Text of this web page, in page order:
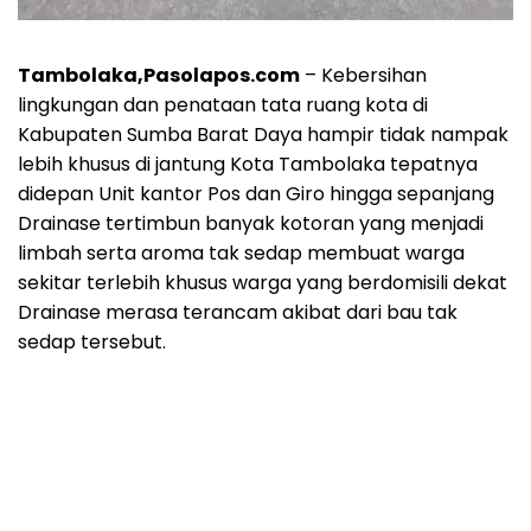
Tambolaka,Pasolapos.com – Kebersihan
lingkungan dan penataan tata ruang kota di
Kabupaten Sumba Barat Daya hampir tidak nampak
lebih khusus di jantung Kota Tambolaka tepatnya
didepan Unit kantor Pos dan Giro hingga sepanjang
Drainase tertimbun banyak kotoran yang menjadi
limbah serta aroma tak sedap membuat warga
sekitar terlebih khusus warga yang berdomisili dekat
Drainase merasa terancam akibat dari bau tak
sedap tersebut.